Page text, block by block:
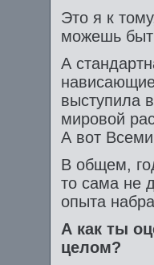
Это я к
можешь
А
выступила
мировой
А вот
В общем,
то сама не
опыта
А как ты
целом?